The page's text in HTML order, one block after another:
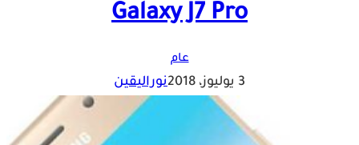
Galaxy J7 Pro
عام
3 يوليوز، 2018 نوراليقين